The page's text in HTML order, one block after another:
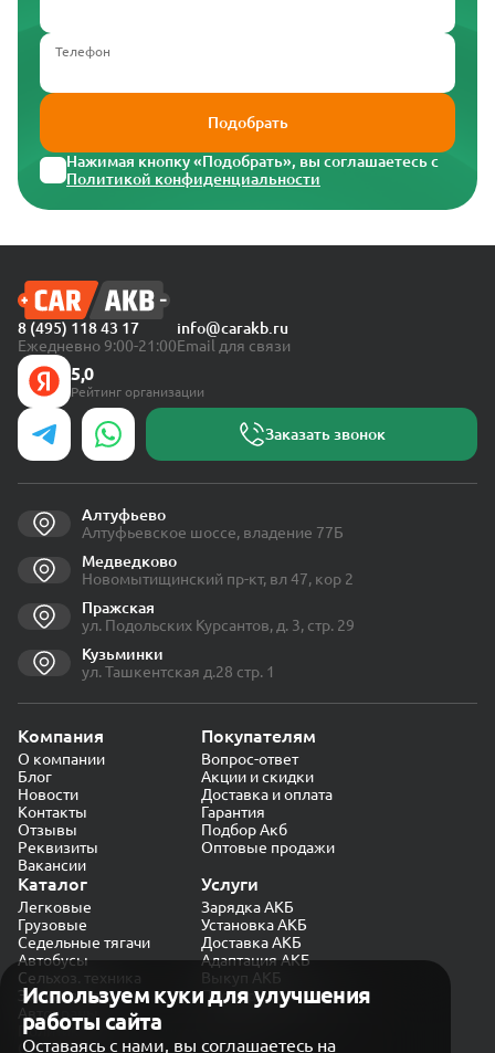
Телефон
Подобрать
Нажимая кнопку «Подобрать», вы соглашаетесь с
Политикой конфиденциальности
Используем куки для улучшения
работы сайта
Оставаясь с нами, вы соглашаетесь на
8 (495) 118 43 17
Ежедневно 9:00-21:00
info@carakb.ru
Email для связи
5,0
Рейтинг организации
Заказать звонок
Алтуфьево
Алтуфьевское шоссе, владение 77Б
Медведково
Новомытищинский пр-кт, вл 47, кор 2
Пражская
ул. Подольских Курсантов, д. 3, стр. 29
Кузьминки
ул. Ташкентская д.28 стр. 1
Компания
О компании
Блог
Новости
Контакты
Отзывы
Реквизиты
Вакансии
Покупателям
Вопрос-ответ
Акции и скидки
Доставка и оплата
Гарантия
Подбор Акб
Оптовые продажи
Каталог
Легковые
Грузовые
Седельные тягачи
Автобусы
Сельхоз. техника
Экскаваторы
Автокраны
Услуги
Зарядка АКБ
Установка АКБ
Доставка АКБ
Адаптация АКБ
Выкуп АКБ
Проверка генератора
Политика конфиденциальности
Обработка персональных данных